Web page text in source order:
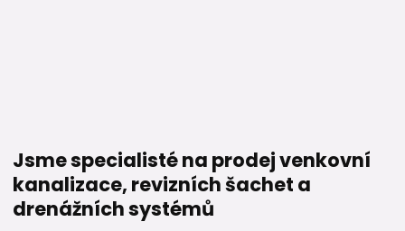
Jsme specialisté na prodej venkovní
kanalizace, revizních šachet a
drenážních systémů